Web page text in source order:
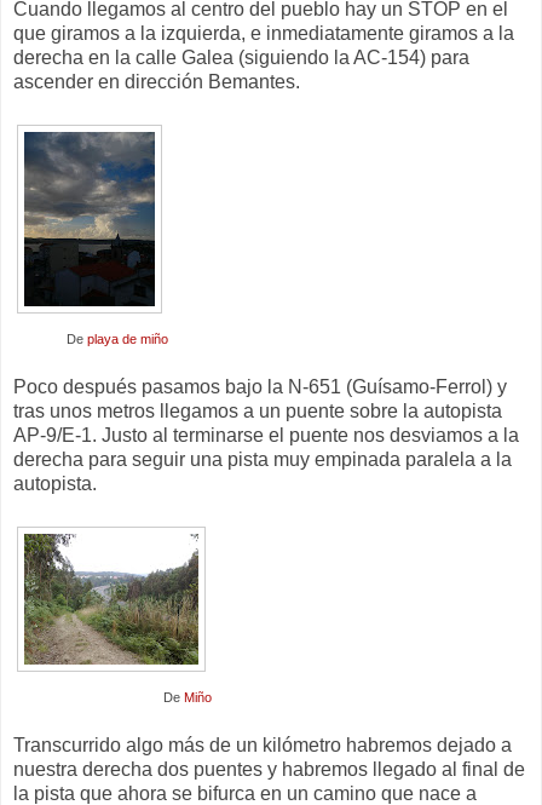
Cuando llegamos al centro del pueblo hay un STOP en el
que giramos a la izquierda, e inmediatamente giramos a la
derecha en la calle Galea (siguiendo la AC-154) para
ascender en dirección Bemantes.
De playa de miño
Poco después pasamos bajo la N-651 (Guísamo-Ferrol) y
tras unos metros llegamos a un puente sobre la autopista
AP-9/E-1. Justo al terminarse el puente nos desviamos a la
derecha para seguir una pista muy empinada paralela a la
autopista.
De Miño
Transcurrido algo más de un kilómetro habremos dejado a
nuestra derecha dos puentes y habremos llegado al final de
la pista que ahora se bifurca en un camino que nace a